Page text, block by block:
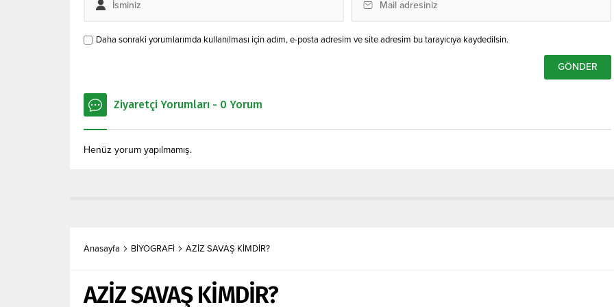
Daha sonraki yorumlarımda kullanılması için adım, e-posta adresim ve site adresim bu tarayıcıya kaydedilsin.
Ziyaretçi Yorumları - 0 Yorum
Henüz yorum yapılmamış.
Anasayfa BİYOGRAFİ AZİZ SAVAŞ KİMDİR?
AZİZ SAVAŞ KİMDİR?